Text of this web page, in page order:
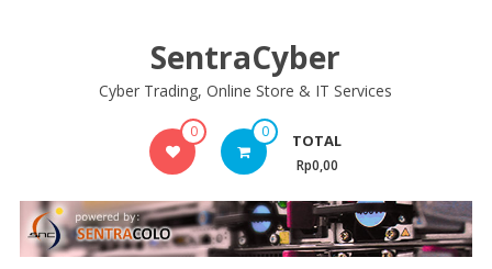
SentraCyber
Cyber Trading, Online Store & IT Services
0 0 TOTAL
Rp0,00